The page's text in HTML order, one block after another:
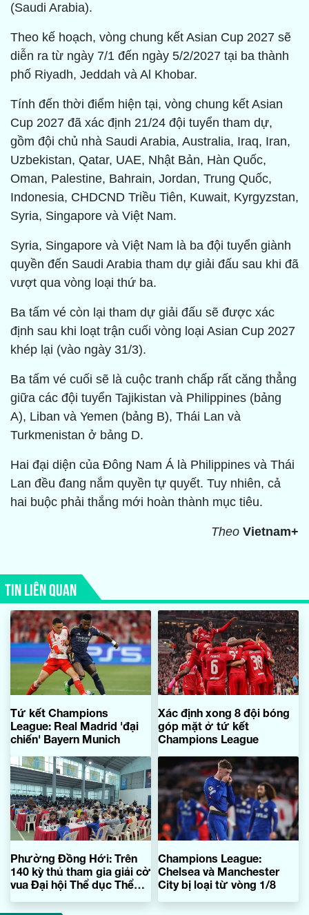
(Saudi Arabia).
Theo kế hoạch, vòng chung kết Asian Cup 2027 sẽ
diễn ra từ ngày 7/1 đến ngày 5/2/2027 tại ba thành
phố Riyadh, Jeddah và Al Khobar.
Tính đến thời điểm hiện tại, vòng chung kết Asian
Cup 2027 đã xác định 21/24 đội tuyển tham dự,
gồm đội chủ nhà Saudi Arabia, Australia, Iraq, Iran,
Uzbekistan, Qatar, UAE, Nhật Bản, Hàn Quốc,
Oman, Palestine, Bahrain, Jordan, Trung Quốc,
Indonesia, CHDCND Triều Tiên, Kuwait, Kyrgyzstan,
Syria, Singapore và Việt Nam.
Syria, Singapore và Việt Nam là ba đội tuyển giành
quyền đến Saudi Arabia tham dự giải đấu sau khi đã
vượt qua vòng loại thứ ba.
Ba tấm vé còn lại tham dự giải đấu sẽ được xác
định sau khi loạt trận cuối vòng loại Asian Cup 2027
khép lại (vào ngày 31/3).
Ba tấm vé cuối sẽ là cuộc tranh chấp rất căng thẳng
giữa các đội tuyển Tajikistan và Philippines (bảng
A), Liban và Yemen (bảng B), Thái Lan và
Turkmenistan ở bảng D.
Hai đại diện của Đông Nam Á là Philippines và Thái
Lan đều đang nắm quyền tự quyết. Tuy nhiên, cả
hai buộc phải thắng mới hoàn thành mục tiêu.
Theo Vietnam+
TIN LIÊN QUAN
Tứ kết Champions
League: Real Madrid 'đại
chiến' Bayern Munich
Xác định xong 8 đội bóng
góp mặt ở tứ kết
Champions League
Phường Đồng Hới: Trên
140 kỳ thủ tham gia giải cờ
vua Đại hội Thể dục Thể
Champions League:
Chelsea và Manchester
City bị loại từ vòng 1/8